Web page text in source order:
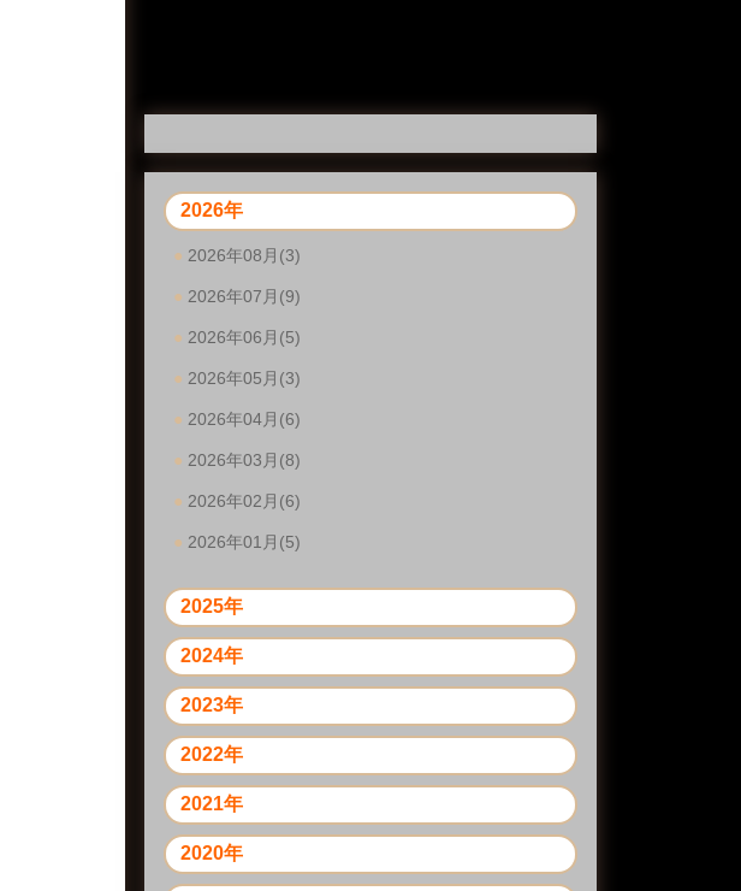
2026年
2026年08月(3)
2026年07月(9)
2026年06月(5)
2026年05月(3)
2026年04月(6)
2026年03月(8)
2026年02月(6)
2026年01月(5)
2025年
2024年
2023年
2022年
2021年
2020年